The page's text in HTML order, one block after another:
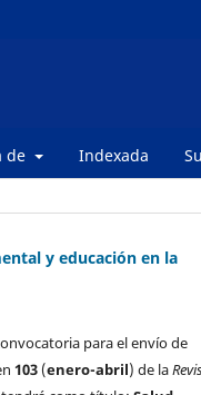
de Indexada
y educación en la
para el envío de
103 (enero-abril) de la